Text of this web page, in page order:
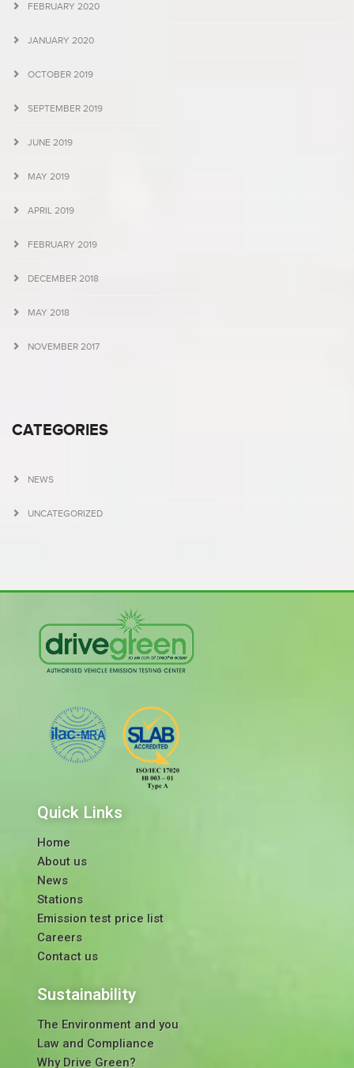
FEBRUARY 2020
JANUARY 2020
OCTOBER 2019
SEPTEMBER 2019
JUNE 2019
MAY 2019
APRIL 2019
FEBRUARY 2019
DECEMBER 2018
MAY 2018
NOVEMBER 2017
CATEGORIES
NEWS
UNCATEGORIZED
Quick Links
Home
About us
News
Stations
Emission test price list
Careers
Contact us
Sustainability
The Environment and you
Law and Compliance
Why Drive Green?